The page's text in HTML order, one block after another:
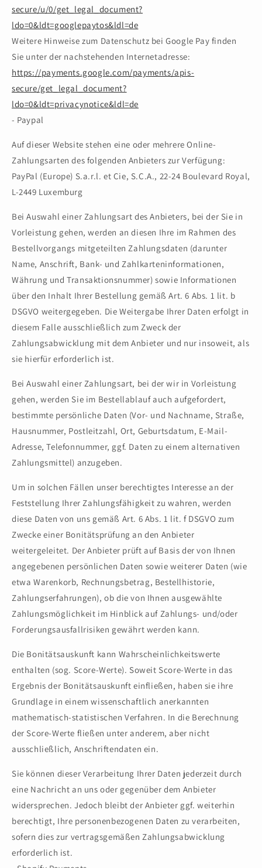
secure/u/0/get_legal_document?
ldo=0&ldt=googlepaytos&ldl=de
Weitere Hinweise zum Datenschutz bei Google Pay finden
Sie unter der nachstehenden Internetadresse:
https://payments.google.com/payments/apis-
secure/get_legal_document?
ldo=0&ldt=privacynotice&ldl=de
- Paypal
Auf dieser Website stehen eine oder mehrere Online-
Zahlungsarten des folgenden Anbieters zur Verfügung:
PayPal (Europe) S.a.r.l. et Cie, S.C.A., 22-24 Boulevard Royal,
L-2449 Luxemburg
Bei Auswahl einer Zahlungsart des Anbieters, bei der Sie in
Vorleistung gehen, werden an diesen Ihre im Rahmen des
Bestellvorgangs mitgeteilten Zahlungsdaten (darunter
Name, Anschrift, Bank- und Zahlkarteninformationen,
Währung und Transaktionsnummer) sowie Informationen
über den Inhalt Ihrer Bestellung gemäß Art. 6 Abs. 1 lit. b
DSGVO weitergegeben. Die Weitergabe Ihrer Daten erfolgt in
diesem Falle ausschließlich zum Zweck der
Zahlungsabwicklung mit dem Anbieter und nur insoweit, als
sie hierfür erforderlich ist.
Bei Auswahl einer Zahlungsart, bei der wir in Vorleistung
gehen, werden Sie im Bestellablauf auch aufgefordert,
bestimmte persönliche Daten (Vor- und Nachname, Straße,
Hausnummer, Postleitzahl, Ort, Geburtsdatum, E-Mail-
Adresse, Telefonnummer, ggf. Daten zu einem alternativen
Zahlungsmittel) anzugeben.
Um in solchen Fällen unser berechtigtes Interesse an der
Feststellung Ihrer Zahlungsfähigkeit zu wahren, werden
diese Daten von uns gemäß Art. 6 Abs. 1 lit. f DSGVO zum
Zwecke einer Bonitätsprüfung an den Anbieter
weitergeleitet. Der Anbieter prüft auf Basis der von Ihnen
angegebenen persönlichen Daten sowie weiterer Daten (wie
etwa Warenkorb, Rechnungsbetrag, Bestellhistorie,
Zahlungserfahrungen), ob die von Ihnen ausgewählte
Zahlungsmöglichkeit im Hinblick auf Zahlungs- und/oder
Forderungsausfallrisiken gewährt werden kann.
Die Bonitätsauskunft kann Wahrscheinlichkeitswerte
enthalten (sog. Score-Werte). Soweit Score-Werte in das
Ergebnis der Bonitätsauskunft einfließen, haben sie ihre
Grundlage in einem wissenschaftlich anerkannten
mathematisch-statistischen Verfahren. In die Berechnung
der Score-Werte fließen unter anderem, aber nicht
ausschließlich, Anschriftendaten ein.
Sie können dieser Verarbeitung Ihrer Daten jederzeit durch
eine Nachricht an uns oder gegenüber dem Anbieter
widersprechen. Jedoch bleibt der Anbieter ggf. weiterhin
berechtigt, Ihre personenbezogenen Daten zu verarbeiten,
sofern dies zur vertragsgemäßen Zahlungsabwicklung
erforderlich ist.